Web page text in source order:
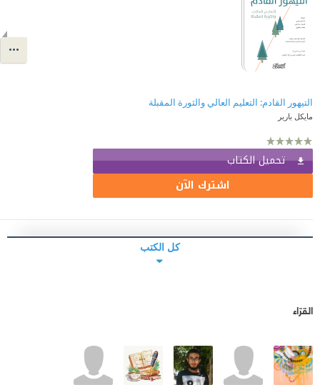
التيهور القادم: التعليم العالي والثورة المقبلة
مايكل باربر
تحميل الكتاب
اشترك الآن
كل الكتب
القرّاء